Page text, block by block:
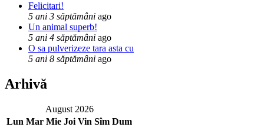
Felicitari!
5 ani 3 săptămâni ago
Un animal superb!
5 ani 4 săptămâni ago
O sa pulverizeze tara asta cu
5 ani 8 săptămâni ago
Arhivă
August 2026
Lun Mar Mie Joi Vin Sîm Dum